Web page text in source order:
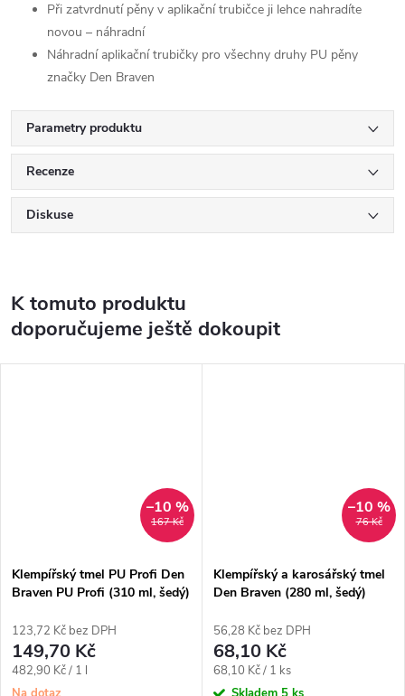
Při zatvrdnutí pěny v aplikační trubičce ji lehce nahradíte
novou – náhradní
Náhradní aplikační trubičky pro všechny druhy PU pěny
značky Den Braven
Parametry produktu
Recenze
Diskuse
K tomuto produktu
doporučujeme ještě dokoupit
167 Kč
–10 %
Klempířský tmel PU Profi Den
Braven PU Profi (310 ml, šedý)
123,72 Kč bez DPH
149,70 Kč
Měrná
cena:
482,90 Kč / 1 l
76 Kč
–10 %
Klempířský a karosářský tmel
Den Braven (280 ml, šedý)
56,28 Kč bez DPH
68,10 Kč
Měrná
cena:
68,10 Kč / 1 ks